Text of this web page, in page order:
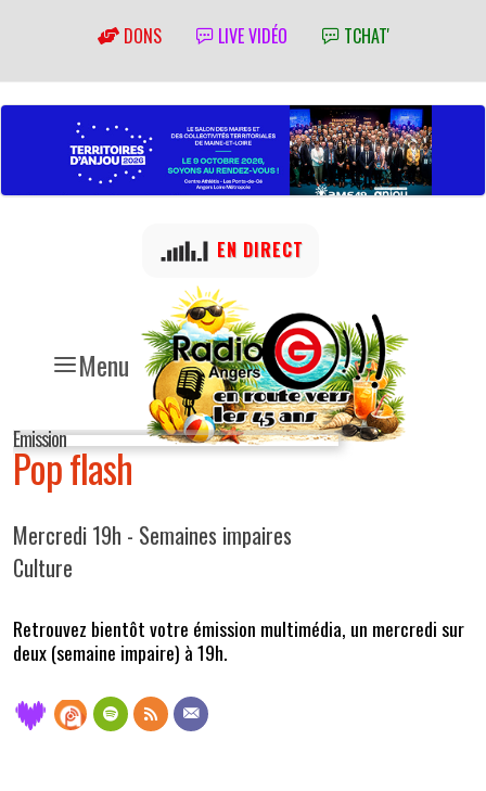
DONS LIVE VIDÉO TCHAT'
Menu
EN DIRECT
Emission
Pop flash
Mercredi 19h - Semaines impaires
Culture
Retrouvez bientôt votre émission multimédia, un mercredi sur
deux (semaine impaire) à 19h.